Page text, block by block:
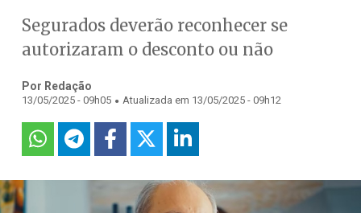
Segurados deverão reconhecer se
autorizaram o desconto ou não
Por Redação
13/05/2025 - 09h05 . Atualizada em 13/05/2025 - 09h12